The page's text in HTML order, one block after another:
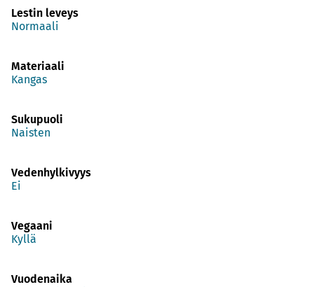
Lestin leveys
Normaali
Materiaali
Kangas
Sukupuoli
Naisten
Vedenhylkivyys
Ei
Vegaani
Kyllä
Vuodenaika